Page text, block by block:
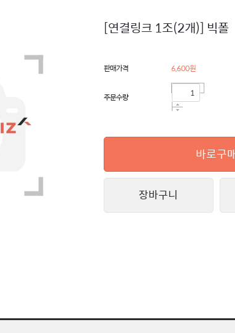
[연결링크 1조(2개)] 빅폴
판매가격 6,600원
주문수량
바로구매
장바구니